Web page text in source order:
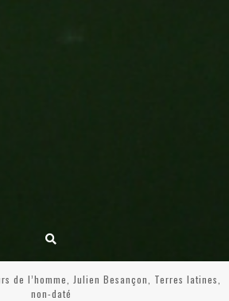
de l’homme, Julien Besançon, Terres latines,
non-daté